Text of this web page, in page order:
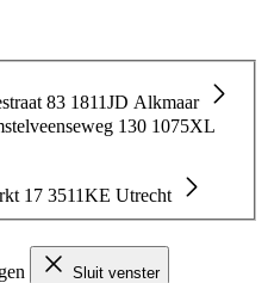
83 1811JD Alkmaar
130 1075XL
17 3511KE Utrecht
Sluit venster